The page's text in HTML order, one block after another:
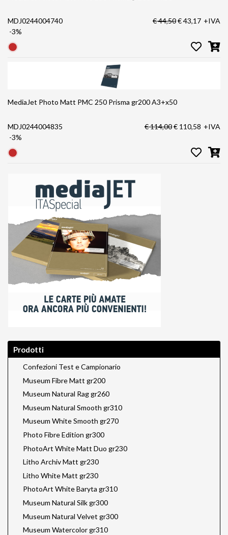
MDJ0244004740
-3%
€ 44,50€ 43,17 +IVA
MediaJet Photo Matt PMC 250 Prisma gr200 A3+x50
MDJ0244004835
-3%
€ 114,00€ 110,58 +IVA
Prodotti
Confezioni Test e Campionario
Museum Fibre Matt gr200
Museum Natural Rag gr260
Museum Natural Smooth gr310
Museum White Smooth gr270
Photo Fibre Edition gr300
PhotoArt White Matt Duo gr230
Litho Archiv Matt gr230
Litho White Matt gr230
PhotoArt White Baryta gr310
Museum Natural Silk gr300
Museum Natural Velvet gr300
Museum Watercolor gr310